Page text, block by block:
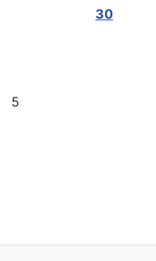
30
5